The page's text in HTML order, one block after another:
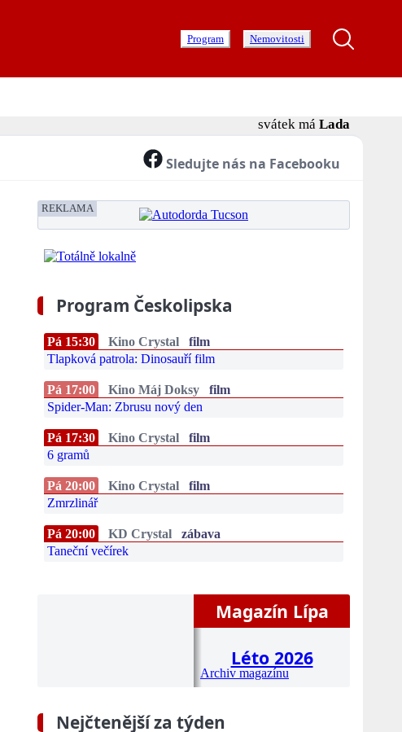
Program Nemovitosti
svátek má Lada
Sledujte nás na Facebooku
REKLAMA
Program Českolipska
Pá 15:30 Kino Crystal
film
Tlapková patrola: Dinosauří film
Pá 17:00 Kino Máj Doksy
film
Spider-Man: Zbrusu nový den
Pá 17:30 Kino Crystal
film
6 gramů
Pá 20:00 Kino Crystal
film
Zmrzlinář
Pá 20:00 KD Crystal
zábava
Taneční večírek
Magazín Lípa
Léto 2026
Archiv magazínu
Nejčtenější za týden